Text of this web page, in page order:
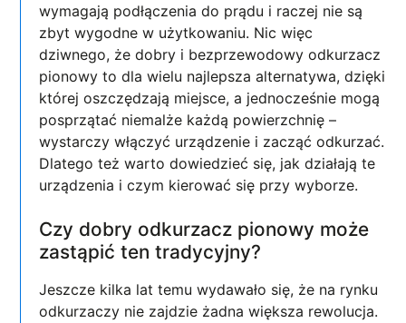
wymagają podłączenia do prądu i raczej nie są
zbyt wygodne w użytkowaniu. Nic więc
dziwnego, że dobry i bezprzewodowy odkurzacz
pionowy to dla wielu najlepsza alternatywa, dzięki
której oszczędzają miejsce, a jednocześnie mogą
posprzątać niemalże każdą powierzchnię –
wystarczy włączyć urządzenie i zacząć odkurzać.
Dlatego też warto dowiedzieć się, jak działają te
urządzenia i czym kierować się przy wyborze.
Czy dobry odkurzacz pionowy może
zastąpić ten tradycyjny?
Jeszcze kilka lat temu wydawało się, że na rynku
odkurzaczy nie zajdzie żadna większa rewolucja.